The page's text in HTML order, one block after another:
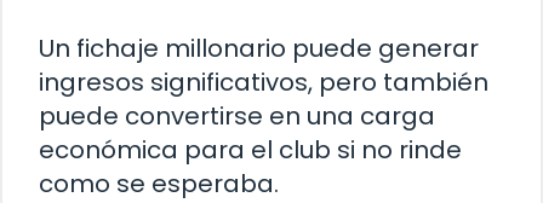
Un fichaje millonario puede generar
ingresos significativos, pero también
puede convertirse en una carga
económica para el club si no rinde
como se esperaba.